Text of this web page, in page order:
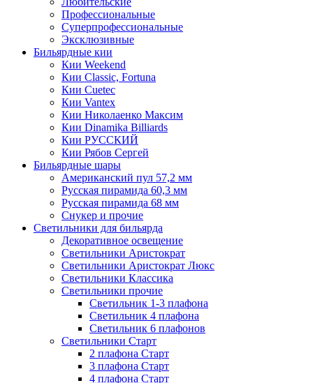
Профессиональные
Суперпрофессиональные
Эксклюзивные
Бильярдные кии
Кии Weekend
Кии Classic, Fortuna
Кии Cuetec
Кии Vantex
Кии Николаенко Максим
Кии Dinamika Billiards
Кии РУССКИЙ
Кии Рябов Сергей
Бильярдные шары
Американский пул 57,2 мм
Русская пирамида 60,3 мм
Русская пирамида 68 мм
Снукер и прочие
Светильники для бильярда
Декоративное освещение
Светильники Аристократ
Светильники Аристократ Люкс
Светильники Классика
Светильники прочие
Светильник 1-3 плафона
Светильник 4 плафона
Светильник 6 плафонов
Светильники Старт
2 плафона Старт
3 плафона Старт
4 плафона Старт